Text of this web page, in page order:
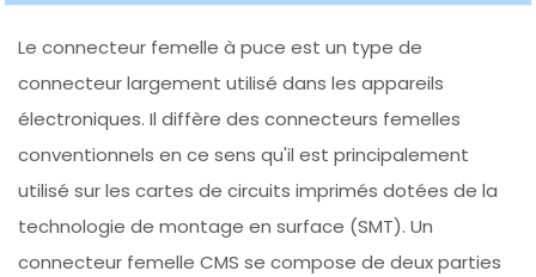
Le connecteur femelle à puce est un type de
connecteur largement utilisé dans les appareils
électroniques. Il diffère des connecteurs femelles
conventionnels en ce sens qu'il est principalement
utilisé sur les cartes de circuits imprimés dotées de la
technologie de montage en surface (SMT). Un
connecteur femelle CMS se compose de deux parties